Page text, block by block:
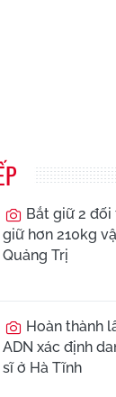
Bắt giữ 2 đối
giữ hơn 210kg
Quảng Trị
Hoàn thành
ADN xác định
sĩ ở Hà Tĩnh